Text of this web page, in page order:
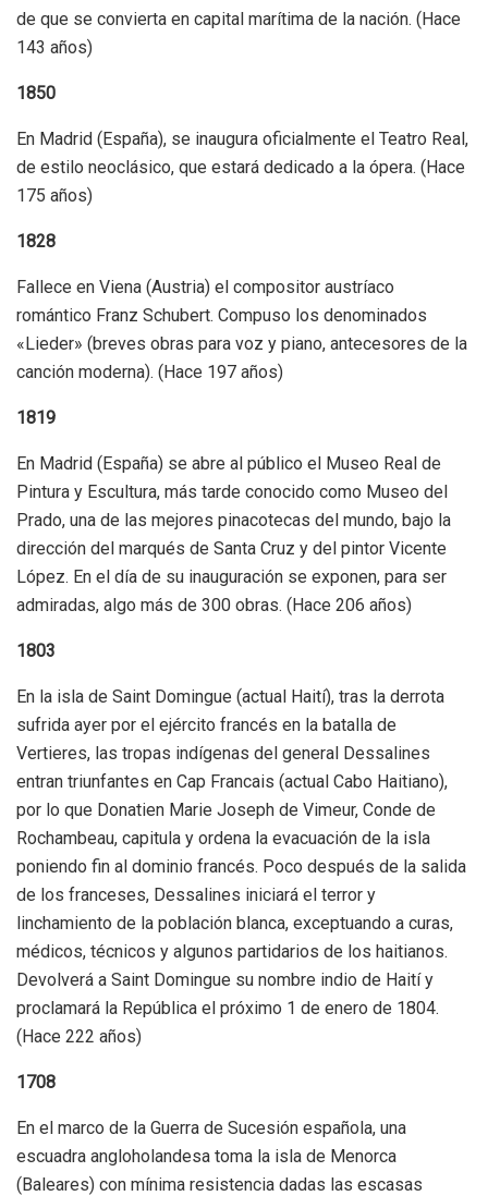
de que se convierta en capital marítima de la nación. (Hace
143 años)
1850
En Madrid (España), se inaugura oficialmente el Teatro Real,
de estilo neoclásico, que estará dedicado a la ópera. (Hace
175 años)
1828
Fallece en Viena (Austria) el compositor austríaco
romántico Franz Schubert. Compuso los denominados
«Lieder» (breves obras para voz y piano, antecesores de la
canción moderna). (Hace 197 años)
1819
En Madrid (España) se abre al público el Museo Real de
Pintura y Escultura, más tarde conocido como Museo del
Prado, una de las mejores pinacotecas del mundo, bajo la
dirección del marqués de Santa Cruz y del pintor Vicente
López. En el día de su inauguración se exponen, para ser
admiradas, algo más de 300 obras. (Hace 206 años)
1803
En la isla de Saint Domingue (actual Haití), tras la derrota
sufrida ayer por el ejército francés en la batalla de
Vertieres, las tropas indígenas del general Dessalines
entran triunfantes en Cap Francais (actual Cabo Haitiano),
por lo que Donatien Marie Joseph de Vimeur, Conde de
Rochambeau, capitula y ordena la evacuación de la isla
poniendo fin al dominio francés. Poco después de la salida
de los franceses, Dessalines iniciará el terror y
linchamiento de la población blanca, exceptuando a curas,
médicos, técnicos y algunos partidarios de los haitianos.
Devolverá a Saint Domingue su nombre indio de Haití y
proclamará la República el próximo 1 de enero de 1804.
(Hace 222 años)
1708
En el marco de la Guerra de Sucesión española, una
escuadra angloholandesa toma la isla de Menorca
(Baleares) con mínima resistencia dadas las escasas